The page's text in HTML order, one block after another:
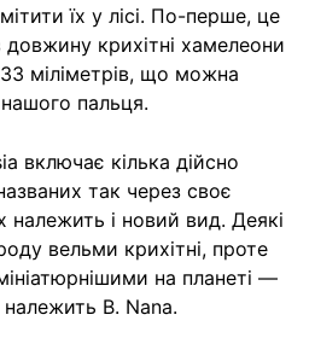
їх у лісі. По-перше, це
крихітні хамелеони
міліметрів, що можна
пальця.
включає кілька дійсно
так через своє
і новий вид. Деякі
вельми крихітні, проте
на планеті —
B. Nana.